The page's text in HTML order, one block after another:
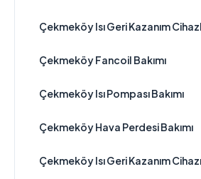
Çekmeköy Isı Geri Kazanım
Çekmeköy Fancoil Bakımı
Çekmeköy Isı Pompası Bakımı
Çekmeköy Hava Perdesi Bakımı
Çekmeköy Isı Geri Kazanım Cihazı